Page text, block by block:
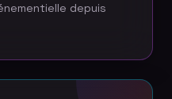
depuis